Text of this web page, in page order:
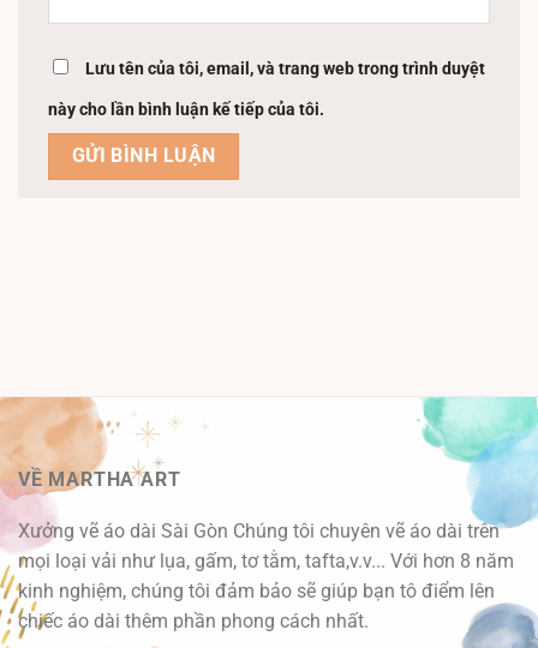
Lưu tên của tôi, email, và trang web trong trình duyệt
này cho lần bình luận kế tiếp của tôi.
VỀ MARTHA ART
Xưởng vẽ áo dài Sài Gòn Chúng tôi chuyên vẽ áo dài trên
mọi loại vải như lụa, gấm, tơ tằm, tafta,v.v... Với hơn 8 năm
kinh nghiệm, chúng tôi đảm bảo sẽ giúp bạn tô điểm lên
chiếc áo dài thêm phần phong cách nhất.